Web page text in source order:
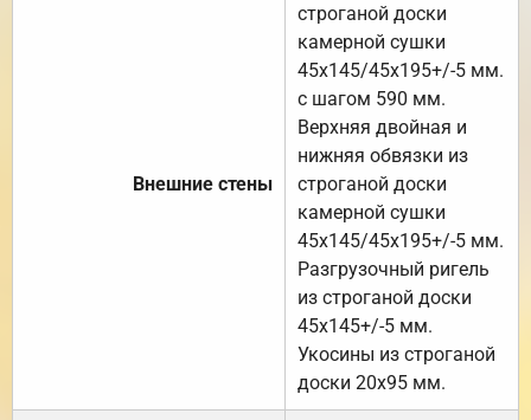
Внешние стены
строганой доски
камерной сушки
45х145/45х195+/-5 мм.
с шагом 590 мм.
Верхняя двойная и
нижняя обвязки из
строганой доски
камерной сушки
45х145/45х195+/-5 мм.
Разгрузочный ригель
из строганой доски
45х145+/-5 мм.
Укосины из строганой
доски 20х95 мм.